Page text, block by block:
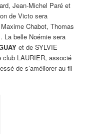
Jean-Michel Paré et
de Victo sera
Maxime Chabot, Thomas
La belle Noémie sera
et de SYLVIE
LAURIER, associé
de s’améliorer au fil